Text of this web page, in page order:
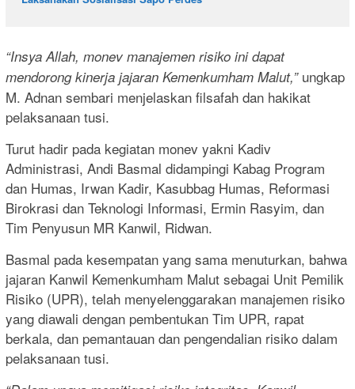
“Insya Allah, monev manajemen risiko ini dapat
mendorong kinerja jajaran Kemenkumham Malut,”ungkap
M. Adnan sembari menjelaskan filsafah dan hakikat
pelaksanaan tusi.
Turut hadir pada kegiatan monev yakni Kadiv
Administrasi, Andi Basmal didampingi Kabag Program
dan Humas, Irwan Kadir, Kasubbag Humas, Reformasi
Birokrasi dan Teknologi Informasi, Ermin Rasyim, dan
Tim Penyusun MR Kanwil, Ridwan.
Basmal pada kesempatan yang sama menuturkan, bahwa
jajaran Kanwil Kemenkumham Malut sebagai Unit Pemilik
Risiko (UPR), telah menyelenggarakan manajemen risiko
yang diawali dengan pembentukan Tim UPR, rapat
berkala, dan pemantauan dan pengendalian risiko dalam
pelaksanaan tusi.